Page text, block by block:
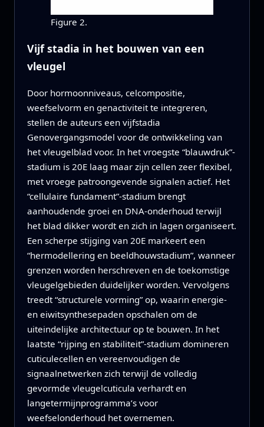
Figure 2.
Vijf stadia in het bouwen van een
vleugel
Door hormoonniveaus, celcompositie,
weefselvorm en genactiviteit te integreren,
stellen de auteurs een vijfstadia
Genovergangsmodel voor de ontwikkeling van
het vleugelblad voor. In het vroegste “blauwdruk”-
stadium is 20E laag maar zijn cellen zeer flexibel,
met vroege patroongevende signalen actief. Het
“cellulaire fundament”-stadium brengt
aanhoudende groei en DNA-onderhoud terwijl
het blad dikker wordt en zich in lagen organiseert.
Een scherpe stijging van 20E markeert een
“hermodellering en beeldhouwstadium”, wanneer
grenzen worden herschreven en de toekomstige
vleugelgebieden duidelijker worden. Vervolgens
treedt “structurele vorming” op, waarin energie-
en eiwitsynthesepaden opschalen om de
uiteindelijke architectuur op te bouwen. In het
laatste “rijping en stabiliteit”-stadium domineren
cuticulecellen en vereenvoudigen de
signaalnetwerken zich terwijl de volledig
gevormde vleugelcuticula verhardt en
langetermijnprogramma’s voor
weefselonderhoud het overnemen.